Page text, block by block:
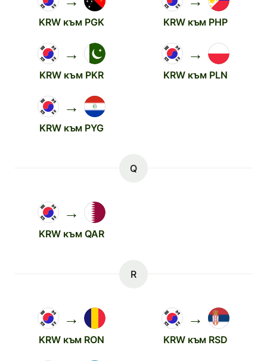
KRW към PGK KRW към PHP
→
KRW към PKR
→
KRW към PLN
→
KRW към PYG
Q
→
KRW към QAR
R
→
KRW към RON
→
KRW към RSD